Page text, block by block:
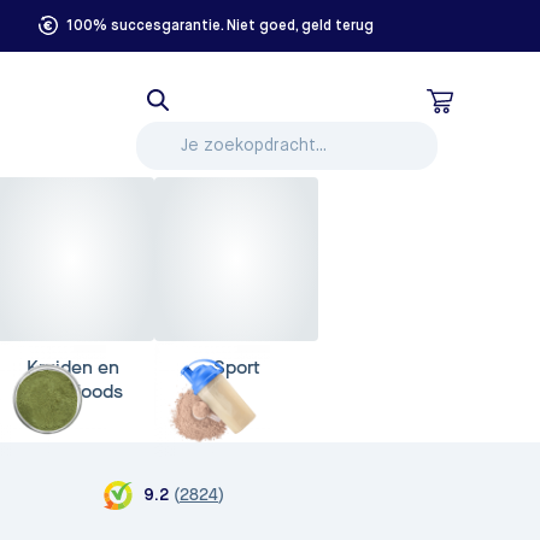
100% succesgarantie. Niet goed, geld terug
Kruiden en
Superfoods
Sport
9.2 (2824)